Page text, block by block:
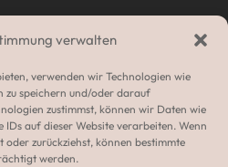
verwalten
verwenden wir Technologien wie
zu speichern und/oder darauf
zustimmst, können wir Daten wie
auf dieser Website verarbeiten. Wenn
zurückziehst, können bestimmte
werden.